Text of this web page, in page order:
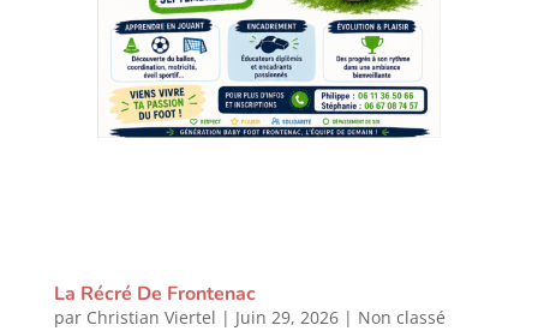
La Récré De Frontenac
par Christian Viertel | Juin 29, 2026| Non classé